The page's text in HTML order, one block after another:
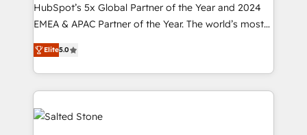
HubSpot’s 5x Global Partner of the Year and 2024
EMEA & APAC Partner of the Year. The world’s most
experienced and fully accredited HubSpot Solutions
Partner. 🚀 With 2,750+ HubSpot projects delivered
and 370+ specialists across EMEA, APAC and NAM,
we de-risk complex CRM programmes and
accelerate ROI across every HubSpot Hub. 🧭 From
multi-region migrations to AI-powered automation,
Elite5.0